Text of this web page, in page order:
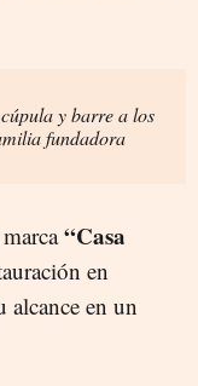
y barre a los
fundadora
“Casa
en
en un